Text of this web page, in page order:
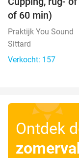
of 60 min)
Praktijk You Sound
Sittard
Verkocht: 157
Ontdek